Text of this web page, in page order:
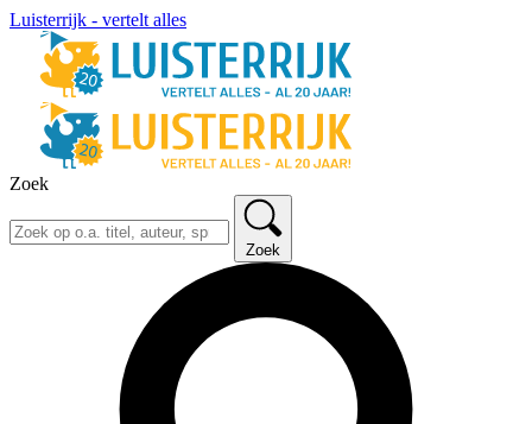
Luisterrijk - vertelt alles
Zoek
Zoek